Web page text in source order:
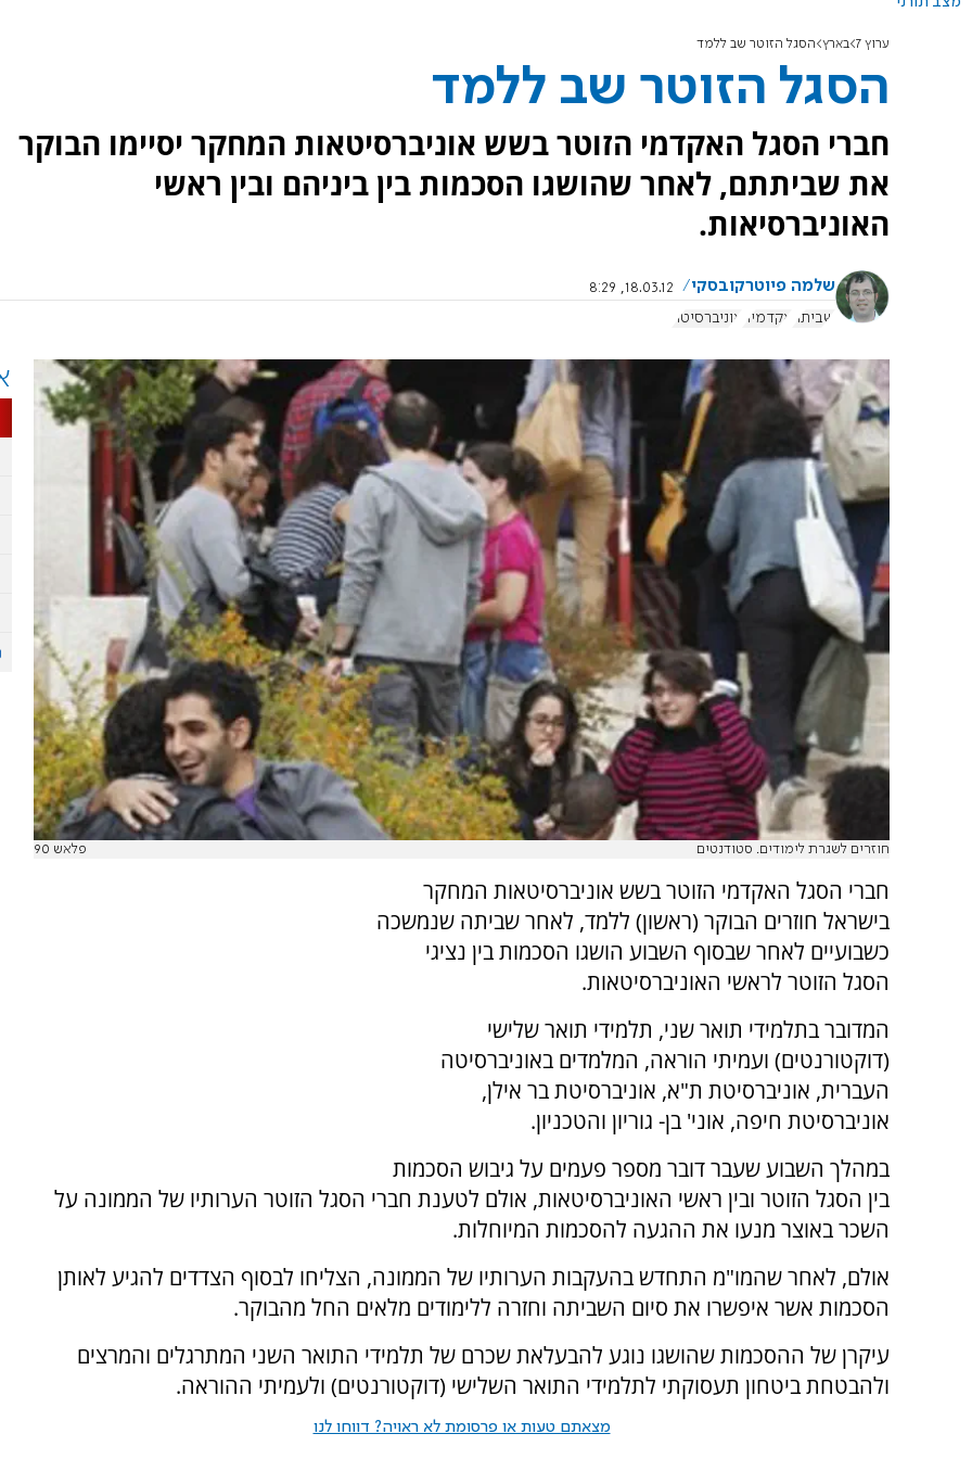
ערוץ 7 בארץ הסגל הזוטר שב ללמד
הסגל הזוטר שב ללמד
חברי הסגל האקדמי הזוטר בשש אוניברסיטאות המחקר יסיימו הבוקר
את שביתתם, לאחר שהושגו הסכמות בין ביניהם ובין ראשי
האוניברסיאות.
שלמה פיוטרקובסקי
18.03.12, 8:29
שביתה
אקדמיה אוניברסיטה
חוזרים לשגרת לימודים. סטודנטים פלאש 90
חברי הסגל האקדמי הזוטר בשש אוניברסיטאות המחקר
בישראל חוזרים הבוקר (ראשון) ללמד, לאחר שביתה שנמשכה
כשבועיים לאחר שבסוף השבוע הושגו הסכמות בין נציגי
הסגל הזוטר לראשי האוניברסיטאות.
המדובר בתלמידי תואר שני, תלמידי תואר שלישי
(דוקטורנטים) ועמיתי הוראה, המלמדים באוניברסיטה
העברית, אוניברסיטת ת"א, אוניברסיטת בר אילן,
אוניברסיטת חיפה, אוני' בן- גוריון והטכניון.
במהלך השבוע שעבר דובר מספר פעמים על גיבוש הסכמות
בין הסגל הזוטר ובין ראשי האוניברסיטאות, אולם לטענת חברי הסגל הזוטר הערותיו של הממונה על
השכר באוצר מנעו את ההגעה להסכמות המיוחלות.
אולם, לאחר שהמו"מ התחדש בהעקבות הערותיו של הממונה, הצליחו לבסוף הצדדים להגיע לאותן
הסכמות אשר איפשרו את סיום השביתה וחזרה ללימודים מלאים החל מהבוקר.
עיקרן של ההסכמות שהושגו נוגע להבעלאת שכרם של תלמידי התואר השני המתרגלים והמרצים
ולהבטחת ביטחון תעסוקתי לתלמידי התואר השלישי (דוקטורנטים) ולעמיתי ההוראה.
מצאתם טעות או פרסומת לא ראויה? דווחו לנו